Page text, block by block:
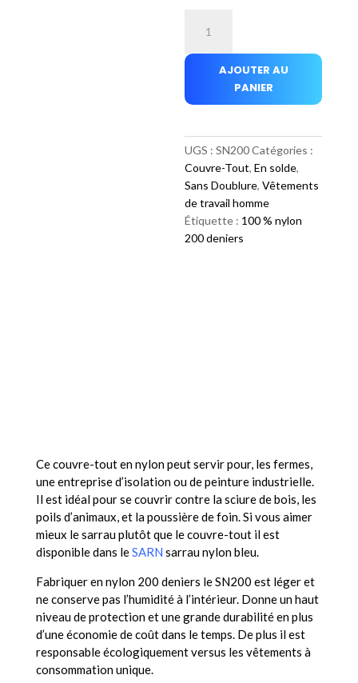
Couvre-
nylon
AJOUTER AU
PANIER
UGS :SN200Catégories :
Couvre-Tout,En solde,
Sans Doublure,Vêtements
de travail homme
Étiquette : 100 % nylon
200 deniers
Ce couvre-tout en nylon peut servir pour, les fermes,
une entreprise d’isolation ou de peinture industrielle.
Il est idéal pour se couvrir contre la sciure de bois, les
poils d’animaux, et la poussière de foin. Si vous aimer
mieux le sarrau plutôt que le couvre-tout il est
disponible dans leSARN sarrau nylon bleu.
Fabriquer en nylon 200 deniers le SN200 est léger et
ne conserve pas l’humidité à l’intérieur. Donne un haut
niveau de protection et une grande durabilité en plus
d’une économie de coût dans le temps. De plus il est
responsable écologiquement versus les vêtements à
consommation unique.